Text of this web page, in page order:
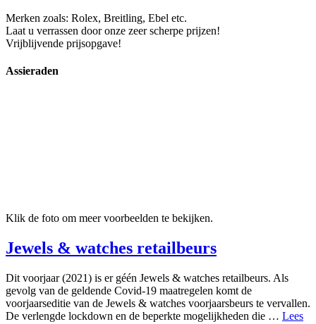
Merken zoals: Rolex, Breitling, Ebel etc.
Laat u verrassen door onze zeer scherpe prijzen!
Vrijblijvende prijsopgave!
Assieraden
Klik de foto om meer voorbeelden te bekijken.
Jewels & watches retailbeurs
Dit voorjaar (2021) is er géén Jewels & watches retailbeurs. Als
gevolg van de geldende Covid-19 maatregelen komt de
voorjaarseditie van de Jewels & watches voorjaarsbeurs te vervallen.
De verlengde lockdown en de beperkte mogelijkheden die … Lees